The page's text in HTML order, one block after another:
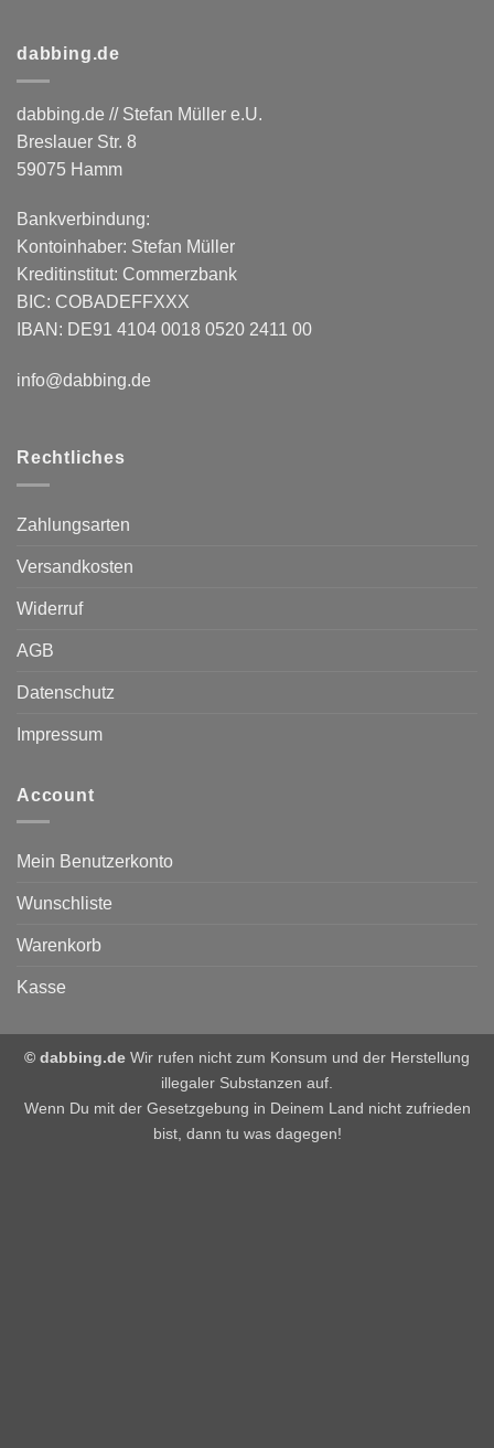
dabbing.de
dabbing.de // Stefan Müller e.U.
Breslauer Str. 8
59075 Hamm
Bankverbindung:
Kontoinhaber: Stefan Müller
Kreditinstitut: Commerzbank
BIC: COBADEFFXXX
IBAN: DE91 4104 0018 0520 2411 00
info@dabbing.de
Rechtliches
Zahlungsarten
Versandkosten
Widerruf
AGB
Datenschutz
Impressum
Account
Mein Benutzerkonto
Wunschliste
Warenkorb
Kasse
© dabbing.de Wir rufen nicht zum Konsum und der Herstellung
illegaler Substanzen auf.
Wenn Du mit der Gesetzgebung in Deinem Land nicht zufrieden
bist, dann tu was dagegen!